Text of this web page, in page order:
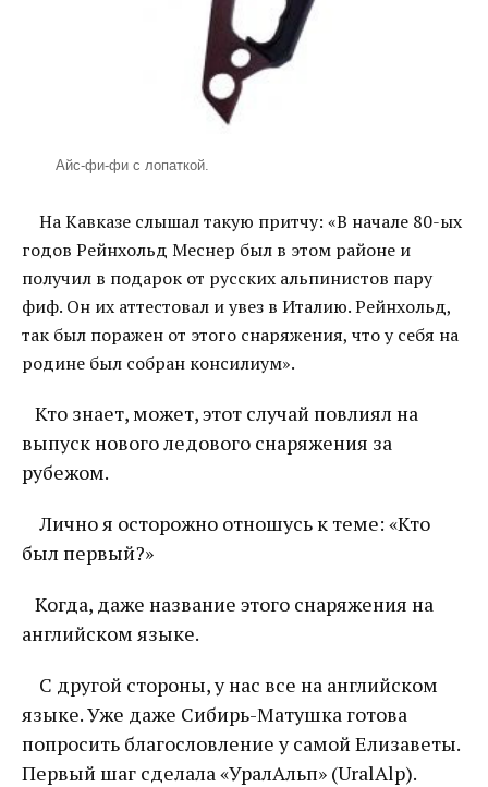
Айс-фи-фи с лопаткой.
На Кавказе слышал такую притчу: «В начале 80-ых
годов Рейнхольд Меснер был в этом районе и
получил в подарок от русских альпинистов пару
фиф. Он их аттестовал и увез в Италию. Рейнхольд,
так был поражен от этого снаряжения, что у себя на
родине был собран консилиум».
Кто знает, может, этот случай повлиял на
выпуск нового ледового снаряжения за
рубежом.
Лично я осторожно отношусь к теме: «Кто
был первый?»
Когда, даже название этого снаряжения на
английском языке.
С другой стороны, у нас все на английском
языке. Уже даже Сибирь-Матушка готова
попросить благословление у самой Елизаветы.
Первый шаг сделала «УралАльп» (UralAlp).